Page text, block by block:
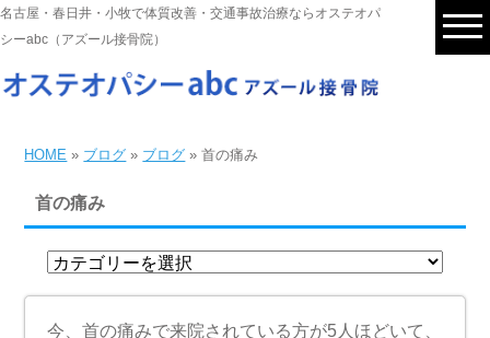
名古屋・春日井・小牧で体質改善・交通事故治療ならオステオパ
シーabc（アズール接骨院）
HOME » ブログ » ブログ » 首の痛み
首の痛み
今、首の痛みで来院されている方が5人ほどいて、